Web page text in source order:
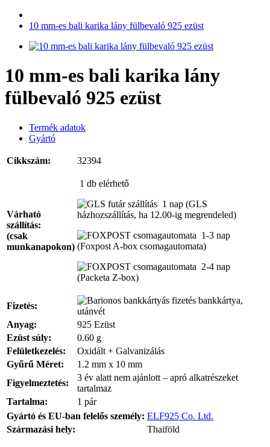
10 mm-es bali karika lány fülbevaló 925 ezüst
10 mm-es bali karika lány
fülbevaló 925 ezüst
Termék adatok
Gyártó
Cikkszám: 32394
Várható
szállítás:
(csak
munkanapokon)
1 db elérhető
1 nap (GLS
házhozszállítás, ha 12.00-ig megrendeled)
1-3 nap
(Foxpost A-box csomagautomata)
2-4 nap
(Packeta Z-box)
Fizetés:
bankkártya,
utánvét
Anyag:
925 Ezüst
Ezüst súly:
0.60 g
Felületkezelés:
Oxidált + Galvanizálás
Gyűrű Méret:
1.2 mm x 10 mm
Figyelmeztetés:
3 év alatt nem ajánlott – apró alkatrészeket
tartalmaz
Tartalma:
1 pár
Gyártó és EU-ban felelős személy: ELF925 Co. Ltd.
Származási hely:
Thaiföld